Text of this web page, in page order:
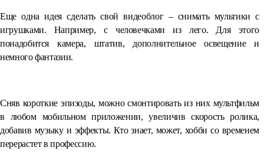
Еще одна идея сделать свой видеоблог – снимать мультики с
игрушками. Например, с человечками из лего. Для этого
понадобится камера, штатив, дополнительное освещение и
немного фантазии.
Сняв короткие эпизоды, можно смонтировать из них мультфильм
в любом мобильном приложении, увеличив скорость ролика,
добавив музыку и эффекты. Кто знает, может, хобби со временем
перерастет в профессию.